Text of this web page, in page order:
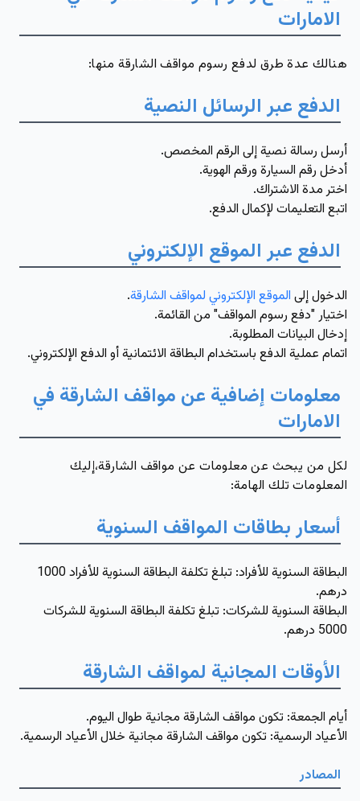
الامارات
هنالك عدة طرق لدفع رسوم مواقف الشارقة منها:
الدفع عبر الرسائل النصية
أرسل رسالة نصية إلى الرقم المخصص.
أدخل رقم السيارة ورقم الهوية.
اختر مدة الاشتراك.
اتبع التعليمات لإكمال الدفع.
الدفع عبر الموقع الإلكتروني
الدخول إلى الموقع الإلكتروني لمواقف الشارقة.
اختيار "دفع رسوم المواقف" من القائمة.
إدخال البيانات المطلوبة.
اتمام عملية الدفع باستخدام البطاقة الائتمانية أو الدفع الإلكتروني.
معلومات إضافية عن مواقف الشارقة في
الامارات
لكل من يبحث عن معلومات عن مواقف الشارقة،إليك
المعلومات تلك الهامة:
أسعار بطاقات المواقف السنوية
البطاقة السنوية للأفراد
: تبلغ تكلفة البطاقة السنوية للأفراد 1000
درهم.
البطاقة السنوية للشركات: تبلغ تكلفة البطاقة السنوية للشركات
5000 درهم.
الأوقات المجانية لمواقف الشارقة
أيام الجمعة: تكون مواقف الشارقة مجانية طوال اليوم.
الأعياد الرسمية: تكون مواقف الشارقة مجانية خلال الأعياد الرسمية.
المصادر